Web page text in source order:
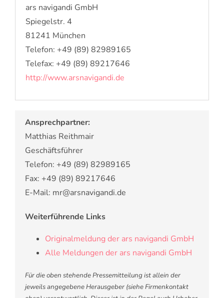
ars navigandi GmbH
Spiegelstr. 4
81241 München
Telefon: +49 (89) 82989165
Telefax: +49 (89) 89217646
http://www.arsnavigandi.de
Ansprechpartner:
Matthias Reithmair
Geschäftsführer
Telefon: +49 (89) 82989165
Fax: +49 (89) 89217646
E-Mail: mr@arsnavigandi.de
Weiterführende Links
Originalmeldung der ars navigandi GmbH
Alle Meldungen der ars navigandi GmbH
Für die oben stehende Pressemitteilung ist allein der
jeweils angegebene Herausgeber (siehe Firmenkontakt